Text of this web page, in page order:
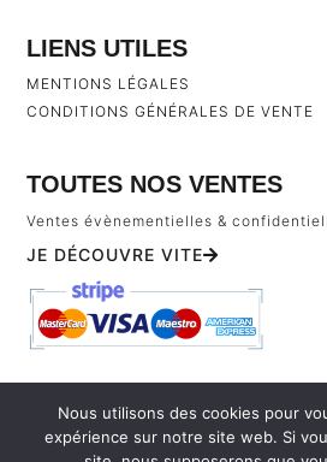
LIENS UTILES
MENTIONS LÉGALES
CONDITIONS GÉNÉRALES DE VENTE
TOUTES NOS VENTES
Ventes évènementielles &
JE DÉCOUVRE VITE
TOUS DROITS RÉSERVÉS À
Nous utilisons des cookies pour
expérience sur notre site web. Si